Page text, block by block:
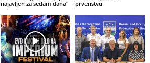
najavljen za sedam dana“
prvenstvu